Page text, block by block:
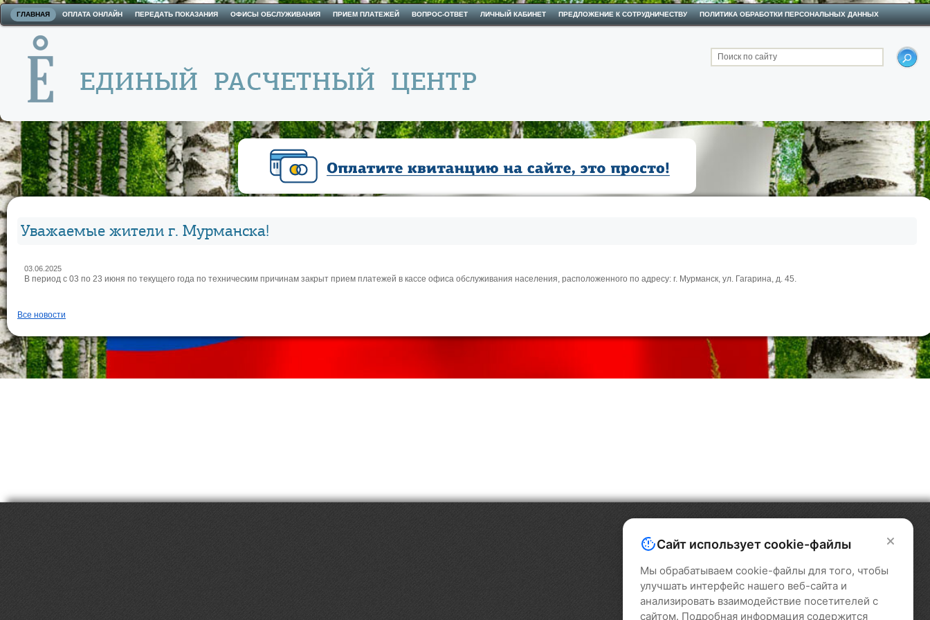
Поиск по сайту
ГЛАВНАЯ ОПЛАТА ОНЛАЙН ПЕРЕДАТЬ ПОКАЗАНИЯ ОФИСЫ ОБСЛУЖИВАНИЯ ПРИЕМ ПЛАТЕЖЕЙ ВОПРОС-ОТВЕТ ЛИЧНЫЙ КАБИНЕТ ПРЕДЛОЖЕНИЕ К СОТРУДНИЧЕСТВУ ПОЛИТИКА ОБРАБОТКИ ПЕРСОНАЛЬНЫХ ДАННЫХ
Уважаемые жители г. Мурманска!
03.06.2025
В период с 03 по 23 июня по текущего года по техническим причинам закрыт прием платежей в кассе офиса обслуживания населения, расположенного по адресу: г. Мурманск, ул. Гагарина, д. 45.
Все новости
Сайт использует cookie-файлы
Мы обрабатываем cookie-файлы для того, чтобы
улучшать интерфейс нашего веб-сайта и
анализировать взаимодействие посетителей с
сайтом. Подробная информация содержится